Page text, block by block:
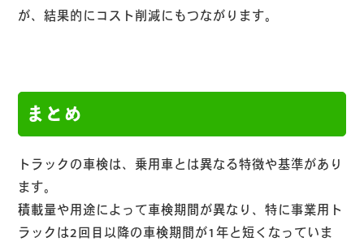
が、結果的にコスト削減にもつながります。
まとめ
トラックの車検は、乗用車とは異なる特徴や基準があり
ます。
積載量や用途によって車検期間が異なり、特に事業用ト
ラックは2回目以降の車検期間が1年と短くなっていま